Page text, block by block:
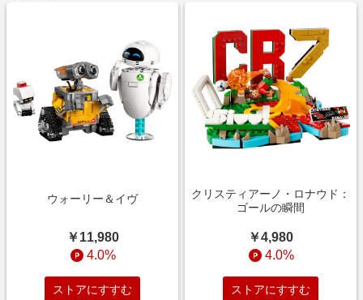
ウォーリー＆イヴ
￥11,980
4.0%
ストアにすすむ
クリスティアーノ・ロナウド：
ゴールの瞬間
￥4,980
4.0%
ストアにすすむ